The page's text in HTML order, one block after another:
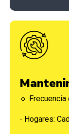
🔹
- Hogares: